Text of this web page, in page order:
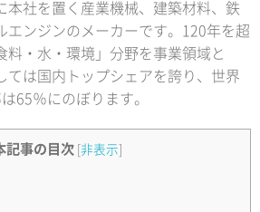
本社を置く産業機械、建築材料、鉄
エンジンのメーカーです。120年を超
料・水・環境」分野を事業領域と
ては国内トップシェアを誇り、世界
65％にのぼります。
記事の目次 非表示